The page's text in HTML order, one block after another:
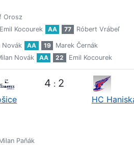
Orosz
Emil Kocourek AA 77 Róbert Vrábeľ
Novák AA 19
Marek Černák
Novák AA 22 Emil Kocourek
4 : 2
HC
Paňák